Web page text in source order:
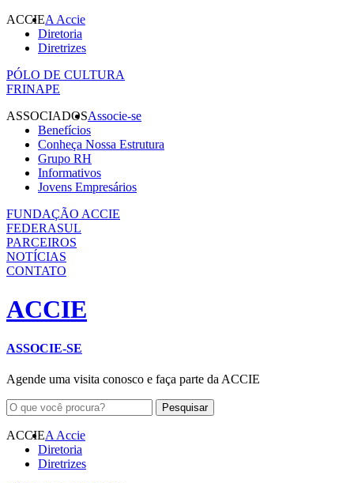
ACCIEA Accie
Diretoria
Diretrizes
PÓLO DE CULTURA
FRINAPE
ASSOCIADOSAssocie-se
Benefícios
Conheça Nossa Estrutura
Grupo RH
Informativos
Jovens Empresários
FUNDAÇÃO ACCIE
FEDERASUL
PARCEIROS
NOTÍCIAS
CONTATO
ACCIE
ASSOCIE-SE
Agende uma visita conosco e faça parte da ACCIE
ACCIEA Accie
Diretoria
Diretrizes